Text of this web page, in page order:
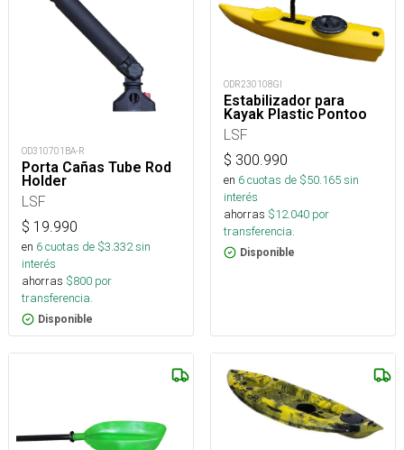
OD310701BA-R
Porta Cañas Tube Rod
Holder
LSF
$ 19.990
en 6cuotas de $3.332sin
interés
ahorras $800 por
transferencia.
Disponible
ODR230108GI
Estabilizador para
Kayak Plastic Pontoo
LSF
$ 300.990
en 6cuotas de $50.165sin
interés
ahorras $12.040 por
transferencia.
Disponible